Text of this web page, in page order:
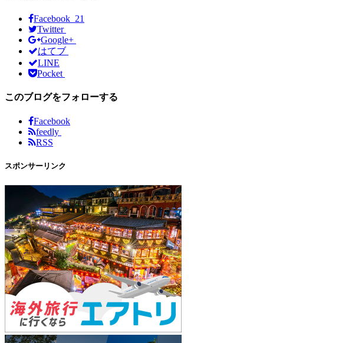
Facebook 21
Twitter
Google+
はてブ
LINE
Pocket
このブログをフォローする
Facebook
feedly
RSS
スポンサーリンク